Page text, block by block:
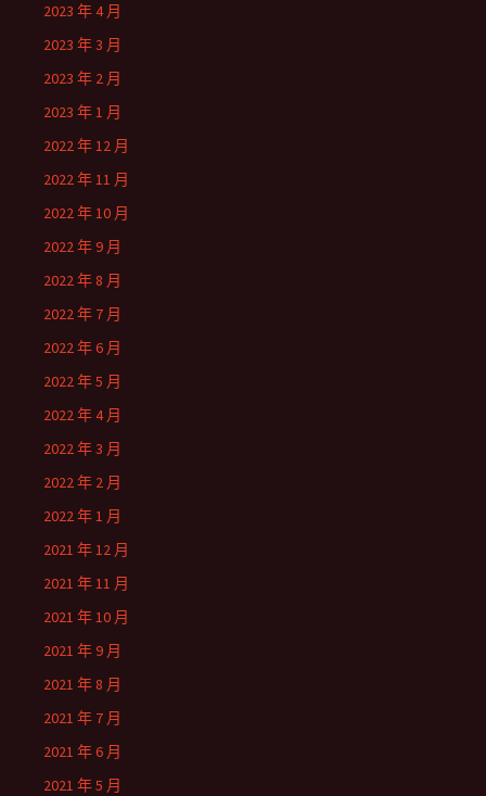
2023 年 4 月
2023 年 3 月
2023 年 2 月
2023 年 1 月
2022 年 12 月
2022 年 11 月
2022 年 10 月
2022 年 9 月
2022 年 8 月
2022 年 7 月
2022 年 6 月
2022 年 5 月
2022 年 4 月
2022 年 3 月
2022 年 2 月
2022 年 1 月
2021 年 12 月
2021 年 11 月
2021 年 10 月
2021 年 9 月
2021 年 8 月
2021 年 7 月
2021 年 6 月
2021 年 5 月